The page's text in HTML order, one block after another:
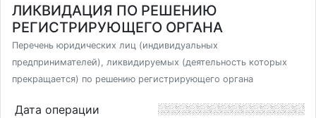
ЛИКВИДАЦИЯ ПО РЕШЕНИЮ
РЕГИСТРИРУЮЩЕГО ОРГАНА
Перечень юридических лиц (индивидуальных
предпринимателей), ликвидируемых (деятельность которых
прекращается) по решению регистрирующего органа
Дата операции